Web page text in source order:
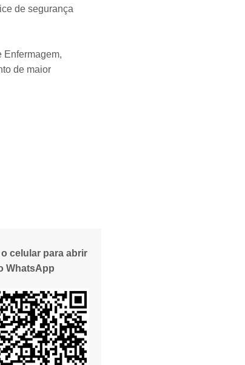
de segurança
Enfermagem,
de maior
celular para abrir
WhatsApp